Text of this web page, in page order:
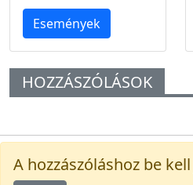
Események
HOZZÁSZÓLÁSOK
A hozzászóláshoz be